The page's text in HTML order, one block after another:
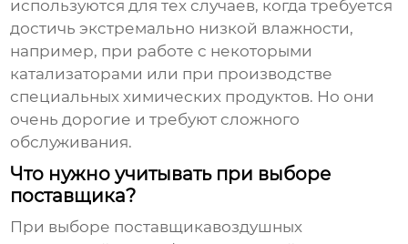
используются для тех случаев, когда требуется
достичь экстремально низкой влажности,
например, при работе с некоторыми
катализаторами или при производстве
специальных химических продуктов. Но они
очень дорогие и требуют сложного
обслуживания.
Что нужно учитывать при выборе
поставщика?
При выборе поставщикавоздушных